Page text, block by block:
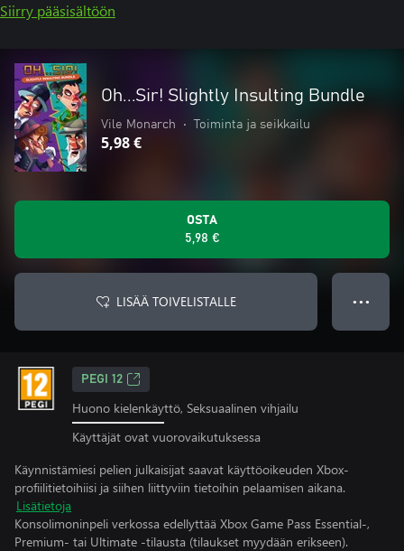
Siirry pääsisältöön
Oh...Sir! Slightly Insulting Bundle
Vile Monarch • Toiminta ja seikkailu
5,98 €
OSTA
5,98 €
LISÄÄ TOIVELISTALLE ● ● ●
PEGI 12
Huono kielenkäyttö, Seksuaalinen vihjailu
Käyttäjät ovat vuorovaikutuksessa
Käynnistämiesi pelien julkaisijat saavat käyttöoikeuden Xbox-
profiilitietoihiisi ja siihen liittyviin tietoihin pelaamisen aikana.
Lisätietoja
Konsolimoninpeli verkossa edellyttää Xbox Game Pass Essential-,
Premium- tai Ultimate -tilausta (tilaukset myydään erikseen).